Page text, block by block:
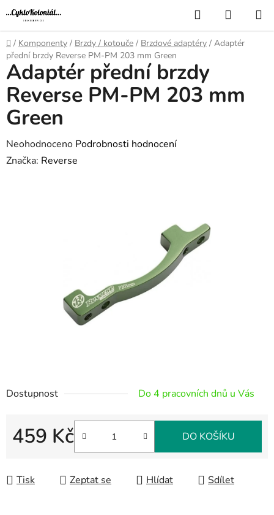
Přejít
na
obsah
Hledat
KOŠÍK
Domů
/ Komponenty / Brzdy / kotouče / Brzdové adaptéry / Adaptér
přední brzdy Reverse PM-PM 203 mm Green
Dostupnost Do 4 pracovních dnů u Vás
459 Kč DO KOŠÍKU
Tisk Zeptat se Hlídat Sdílet
Adaptér přední brzdy
Reverse PM-PM 203 mm
Green
Průměrné
hodnocení
Neohodnoceno Podrobnosti hodnocení
Značka: Reverse